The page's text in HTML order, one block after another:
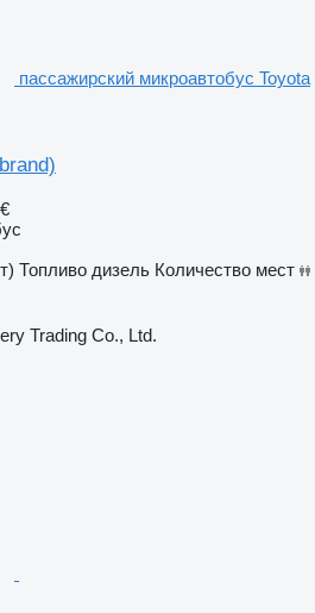
пассажирский микроавтобус Toyota
Топливо дизель Количество мест
Trading Co., Ltd.